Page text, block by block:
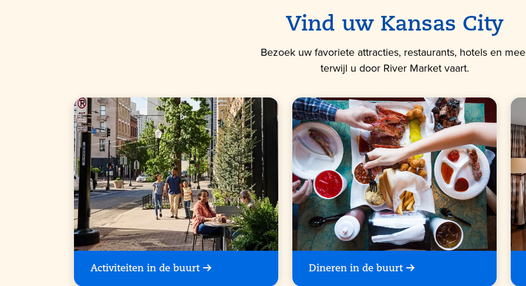
Vind uw Kansas City
Bezoek uw favoriete attracties, restaurants, hotels en
terwijl u door River Market vaart.
Activiteiten in de buurt Dineren in de buurt